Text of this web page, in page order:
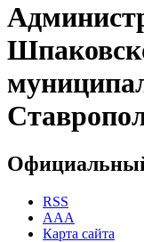
RSS
AAA
Карта сайта